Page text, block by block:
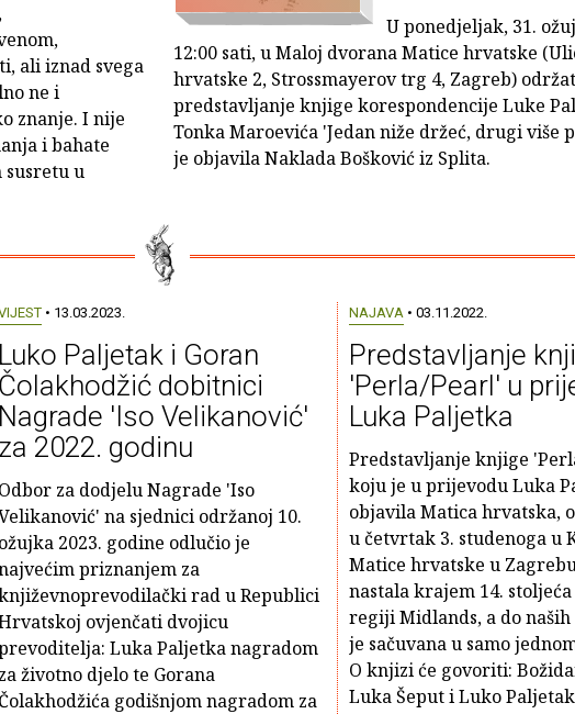
ali iznad svega
ne i
znanje. I nije
i bahate
u
U ponedjeljak, 31.
12:00 sati, u Maloj dvorana Matice hrvatske
hrvatske 2, Strossmayerov trg 4, Zagreb)
predstavljanje knjige korespondencije Luke
Tonka Maroevića 'Jedan niže držeć, drugi više
je objavila Naklada Bošković iz Splita.
• 13.03.2023.
Luko Paljetak i Goran
Čolakhodžić dobitnici
Nagrade 'Iso Velikanović'
za 2022. godinu
Odbor za dodjelu Nagrade 'Iso
na sjednici održanoj 10.
ožujka 2023. godine odlučio je
priznanjem za
rad u Republici
ovjenčati dvojicu
Luka Paljetka nagradom
za životno djelo te Gorana
Čolakhodžića godišnjom nagradom za
NAJAVA• 03.11.2022.
Predstavljanje
'Perla/Pearl' u
Luka Paljetka
Predstavljanje knjige
koju je u prijevodu Luka
objavila Matica hrvatska,
u četvrtak 3. studenoga u
Matice hrvatske u
nastala krajem 14.
regiji Midlands, a do naših
je sačuvana u samo
O knjizi će govoriti:
Luka Šeput i Luko